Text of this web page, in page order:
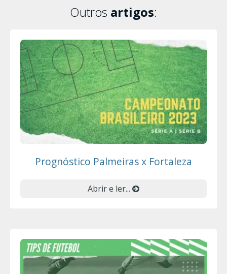
Outros artigos:
Prognóstico Palmeiras x Fortaleza
Abrir e ler...